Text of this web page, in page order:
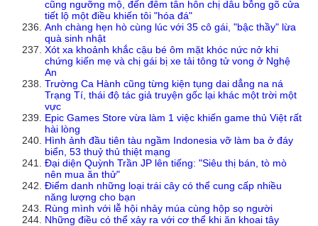
cũng ngưỡng mộ, đến đêm tân hôn chị dâu bỗng gõ cửa
tiết lộ một điều khiến tôi "hóa đá"
Anh chàng hẹn hò cùng lúc với 35 cô gái, "bậc thầy" lừa
quà sinh nhật
Xót xa khoảnh khắc cậu bé ôm mặt khóc nức nở khi
chứng kiến mẹ và chị gái bị xe tải tông tử vong ở Nghệ
An
Trường Ca Hành cũng từng kiện tụng dai dẳng na ná
Trạng Tí, thái độ tác giả truyện gốc lại khác một trời một
vực
Epic Games Store vừa làm 1 việc khiến game thủ Việt rất
hài lòng
Hình ảnh đầu tiên tàu ngầm Indonesia vỡ làm ba ở đáy
biển, 53 thuỷ thủ thiệt mạng
Đại diện Quỳnh Trần JP lên tiếng: "Siêu thị bán, tò mò
nên mua ăn thử"
Điểm danh những loại trái cây có thể cung cấp nhiều
năng lượng cho bạn
Rùng mình với lễ hội nhảy múa cùng hộp sọ người
Những điều có thể xảy ra với cơ thể khi ăn khoai tây